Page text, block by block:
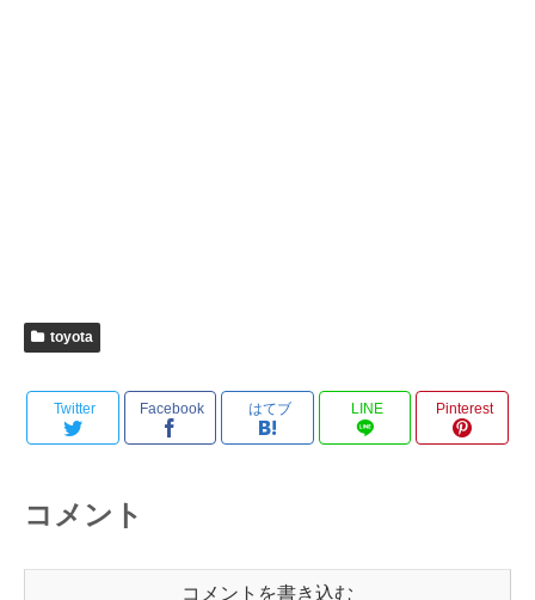
toyota
Twitter Facebook はてブ LINE Pinterest
コメント
コメントを書き込む